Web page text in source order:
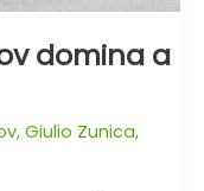
domina a
, Giulio Zunica,